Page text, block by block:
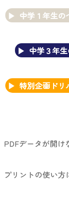
中学１年生の
中学３年
特別企画ドリ
PDFデータが開け
プリントの使い